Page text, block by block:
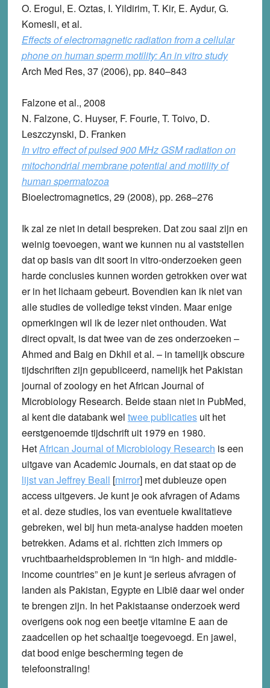
O. Erogul, E. Oztas, I. Yildirim, T. Kir, E. Aydur, G.
Komesli, et al.
Effects of electromagnetic radiation from a cellular
phone on human sperm motility: An in vitro study
Arch Med Res, 37 (2006), pp. 840–843
Falzone et al., 2008
N. Falzone, C. Huyser, F. Fourie, T. Toivo, D.
Leszczynski, D. Franken
In vitro effect of pulsed 900 MHz GSM radiation on
mitochondrial membrane potential and motility of
human spermatozoa
Bioelectromagnetics, 29 (2008), pp. 268–276
Ik zal ze niet in detail bespreken. Dat zou saai zijn en
weinig toevoegen, want we kunnen nu al vaststellen
dat op basis van dit soort in vitro-onderzoeken geen
harde conclusies kunnen worden getrokken over wat
er in het lichaam gebeurt. Bovendien kan ik niet van
alle studies de volledige tekst vinden. Maar enige
opmerkingen wil ik de lezer niet onthouden. Wat
direct opvalt, is dat twee van de zes onderzoeken –
Ahmed and Baig en Dkhil et al. – in tamelijk obscure
tijdschriften zijn gepubliceerd, namelijk het Pakistan
journal of zoology en het African Journal of
Microbiology Research. Beide staan niet in PubMed,
al kent die databank wel twee publicatiesuit het
eerstgenoemde tijdschrift uit 1979 en 1980.
HetAfrican Journal of Microbiology Research is een
uitgave van Academic Journals, en dat staat op de
lijst van Jeffrey Beall [mirror] met dubieuze open
access uitgevers. Je kunt je ook afvragen of Adams
et al. deze studies, los van eventuele kwalitatieve
gebreken, wel bij hun meta-analyse hadden moeten
betrekken. Adams et al. richtten zich immers op
vruchtbaarheidsproblemen in “in high- and middle-
income countries” en je kunt je serieus afvragen of
landen als Pakistan, Egypte en Libië daar wel onder
te brengen zijn. In het Pakistaanse onderzoek werd
overigens ook nog een beetje vitamine E aan de
zaadcellen op het schaaltje toegevoegd. En jawel,
dat bood enige bescherming tegen de
telefoonstraling!